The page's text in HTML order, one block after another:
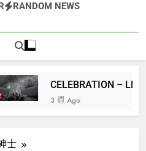
RANDOM NEWS
CELEBRATION – LE
3 週 Ago
士